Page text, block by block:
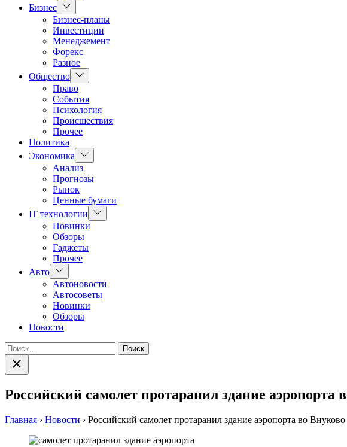
Бизнес Показать
подменю
Бизнес-планы
Инвестиции
Менеджемент
Форекс
Разное
Общество Показать
подменю
Право
События
Психология
Происшествия
Прочее
Политика
Экономика
Показать
подменю
Анализ
Прогнозы
Рынок
Ценные бумаги
IT технологии
Показать
подменю
Новинки
Обзоры
Гаджеты
Прочее
Авто Показать
подменю
Автоновости
Автосоветы
Новинки
Обзоры
Новости
Найти:
Закрыть
поиск
Российский самолет протаранил здание аэропорта
Главная › Новости › Российский самолет протаранил здание аэропорта во Внуково